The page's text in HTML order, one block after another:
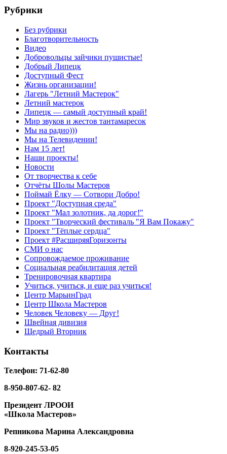
Рубрики
Без рубрики
Благотворительность
Видео
Добровольцы зайчики пушистые!
Добрый Липецк
Доступный Фест
Жизнь организации!
Лагерь "Летний Мастерок"
Летний мастерок
Липецк — самый доступный край!
Мир звуков и жестов тантамаресок
Мы на радио)))
Мы на Телевидении!
Нам 15 лет!
Наши проекты!
Новости
От творчества к себе
Отчёты Шолы Мастеров
Поймай Ёлку — Сотвори Добро!
Проект "Доступная среда"
Проект "Мал золотник, да дорог!"
Проект "Творческий фестиваль "Я Вам Покажу"
Проект "Тёплые сердца"
Проект #РасширяяГоризонты
СМИ о нас
Сопровождаемое проживание
Социальная реабилитация детей
Тренировочная квартира
Учиться, учиться, и еще раз учиться!
Центр МарьинГрад
Центр Школа Мастеров
Человек Человеку — Друг!
Швейная дивизия
Щедрый Вторник
Контакты
Телефон: 71-62-80
8-950-807-62- 82
Президент ЛРООИ
«Школа Мастеров»
Репникова Марина Александровна
8-920-245-53-05